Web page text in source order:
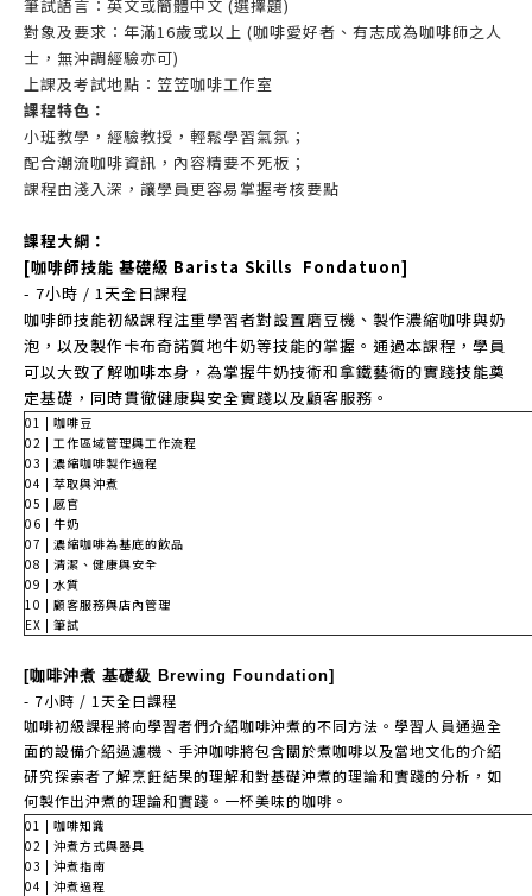
筆試語言：英文或簡體中文 (選擇題)
對象及要求 ： 年滿16歲或以上 (咖啡愛好者、有志成為咖啡師之人
士，無沖調經驗亦可)
上課及考試地點： 笠笠咖啡工作室
課程特色 ：
小班教學，經驗教授，輕鬆學習氣氛 ；
配合潮流咖啡資訊 ，內容精要不死板；
課程由淺入深，讓學員更容易掌握考核要點
課程大綱：
[咖啡師技能 基礎級 Barista Skills Fondatuon]
- 7小時 / 1天全日課程
咖啡師技能初級課程注重學習者對設置磨豆機、製作濃縮咖啡與奶
泡，以及製作卡布奇諾質地牛奶等技能的掌握。通過本課程，學員
可以大致了解咖啡本身，為掌握牛奶技術和拿鐵藝術的實踐技能奠
定基礎，同時貫徹健康與安全實踐以及顧客服務。
01 | 咖啡豆
02 | 工作區域管理與工作流程
03 | 濃縮咖啡製作過程
04 | 萃取與沖煮
05 | 感官
06 | 牛奶
07 | 濃縮咖啡為基底的飲品
08 | 清潔、健康與安全
09 | 水質
10 | 顧客服務與店內管理
EX | 筆試
[咖啡沖煮 基礎級 Brewing Foundation]
- 7小時 / 1 天全日課程
咖啡初級課程將向學習者們介紹咖啡沖煮的不同方法。學習人員通過全
面的設備介紹過濾機、手沖咖啡將包含關於煮咖啡以及當地文化的介紹
研究探索者了解烹飪結果的理解和對基礎沖煮的理論和實踐的分析，如
何製作出沖煮的理論和實踐。一杯美味的咖啡。
01 | 咖啡知識
02 | 沖煮方式與器具
03 | 沖煮指南
04 | 沖煮過程